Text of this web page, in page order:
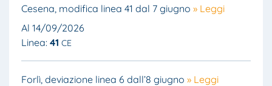
Cesena, modifica linea 41 dal 7 giugno » Leggi
Al 14/09/2026
Linea: 41 CE
Forlì, deviazione linea 6 dall’8 giugno » Leggi